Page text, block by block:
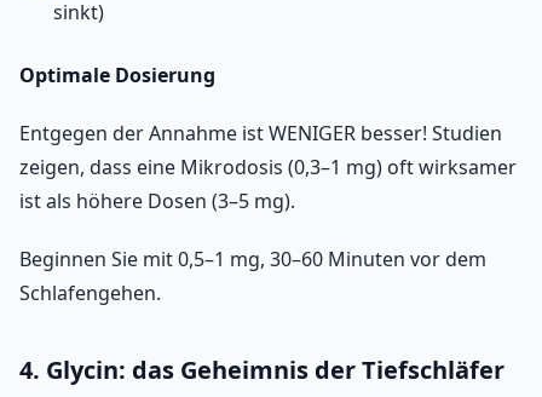
sinkt)
Optimale Dosierung
Entgegen der Annahme ist WENIGER besser! Studien
zeigen, dass eine Mikrodosis (0,3–1 mg) oft wirksamer
ist als höhere Dosen (3–5 mg).
Beginnen Sie mit 0,5–1 mg, 30–60 Minuten vor dem
Schlafengehen.
4. Glycin: das Geheimnis der Tiefschläfer